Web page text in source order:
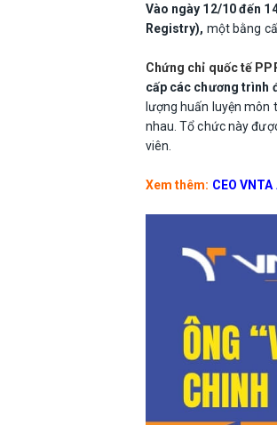
Vào ngày 12/10 đến
Registry), một bằng
Chứng chỉ quốc tế
cấp các chương trình
lượng huấn luyện môn
nhau. Tổ chức này
viên.
Xem thêm: CEO